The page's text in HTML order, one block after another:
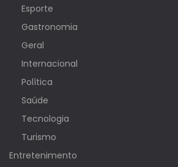
Esporte
Gastronomia
Geral
Internacional
Política
Saúde
Tecnologia
Turismo
Entretenimento